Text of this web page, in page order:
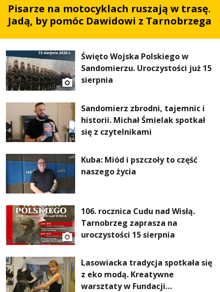
Pisarze na motocyklach ruszają w trasę.
Jadą, by pomóc Dawidowi z Tarnobrzega
Święto Wojska Polskiego w
Sandomierzu. Uroczystości już 15
sierpnia
Sandomierz zbrodni, tajemnic i
historii. Michał Śmielak spotkał
się z czytelnikami
Kuba: Miód i pszczoły to część
naszego życia
106. rocznica Cudu nad Wisłą.
Tarnobrzeg zaprasza na
uroczystości 15 sierpnia
Lasowiacka tradycja spotkała się
z eko modą. Kreatywne
warsztaty w Fundacji